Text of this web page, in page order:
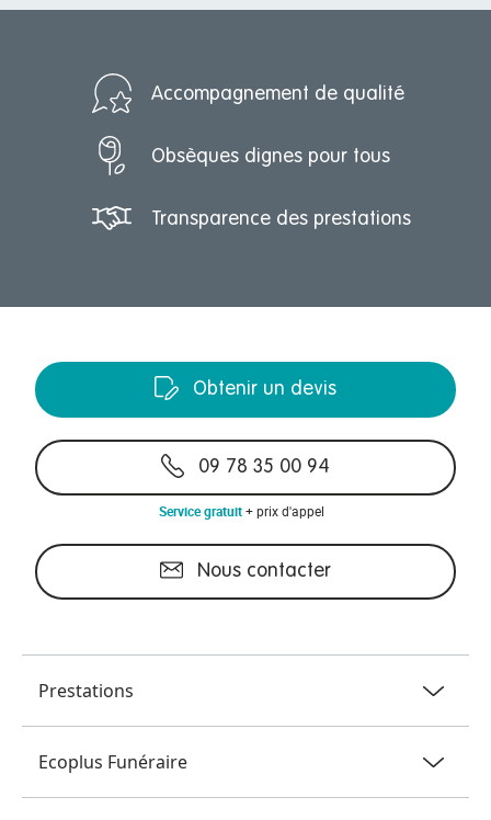
Accompagnement de qualité
Obsèques dignes pour tous
Transparence des prestations
Obtenir un devis
09 78 35 00 94
Service gratuit+ prix d'appel
Nous contacter
Prestations
Marbrerie
Ecoplus Funéraire